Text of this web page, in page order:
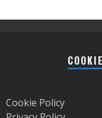
Cookie Policy